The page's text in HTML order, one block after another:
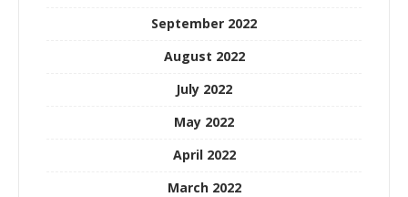
September 2022
August 2022
July 2022
May 2022
April 2022
March 2022